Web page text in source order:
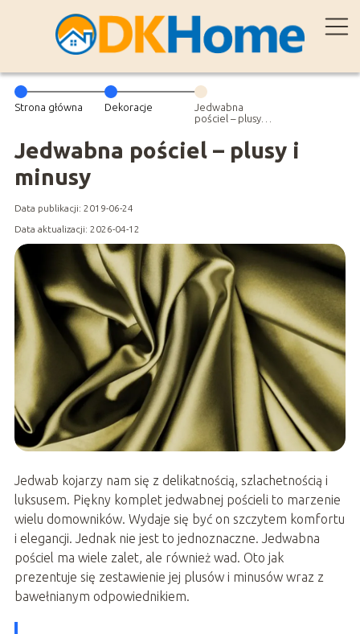
Strona główna Dekoracje
Jedwabna
pościel – plusy i
Jedwabna pościel – plusy i
minusy
Data publikacji: 2019-06-24
Data aktualizacji: 2026-04-12
Jedwab kojarzy nam się z delikatnością, szlachetnością i
luksusem. Piękny komplet jedwabnej pościeli to marzenie
wielu domowników. Wydaje się być on szczytem komfortu
i elegancji. Jednak nie jest to jednoznaczne. Jedwabna
pościel ma wiele zalet, ale również wad. Oto jak
prezentuje się zestawienie jej plusów i minusów wraz z
bawełnianym odpowiednikiem.